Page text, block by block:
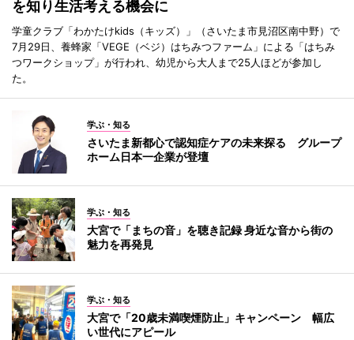
を知り生活考える機会に
学童クラブ「わかたけkids（キッズ）」（さいたま市見沼区南中野）で
7月29日、養蜂家「VEGE（ベジ）はちみつファーム」による「はちみ
つワークショップ」が行われ、幼児から大人まで25人ほどが参加し
た。
学ぶ・知る
さいたま新都心で認知症ケアの未来探る グループ
ホーム日本一企業が登壇
学ぶ・知る
大宮で「まちの音」を聴き記録 身近な音から街の
魅力を再発見
学ぶ・知る
大宮で「20歳未満喫煙防止」キャンペーン 幅広
い世代にアピール